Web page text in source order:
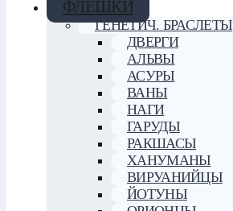
ФЛЕШКИ
ГЕНЕТИЧ. БРАСЛЕТЫ
ДВЕРГИ
АЛЬВЫ
АСУРЫ
ВАНЫ
НАГИ
ГАРУДЫ
РАКШАСЫ
ХАНУМАНЫ
ВИРУАНИЙЦЫ
ЙОТУНЫ